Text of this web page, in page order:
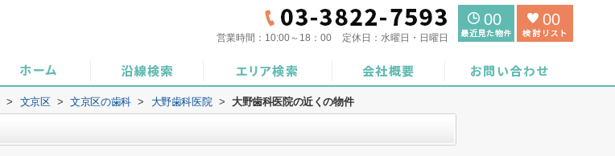
営業時間： 10:00～18：00 定休日： 水曜日・日曜日
00 00
> 文京区 > 文京区の歯科 > 大野歯科医院 > 大野歯科医院の近くの物件